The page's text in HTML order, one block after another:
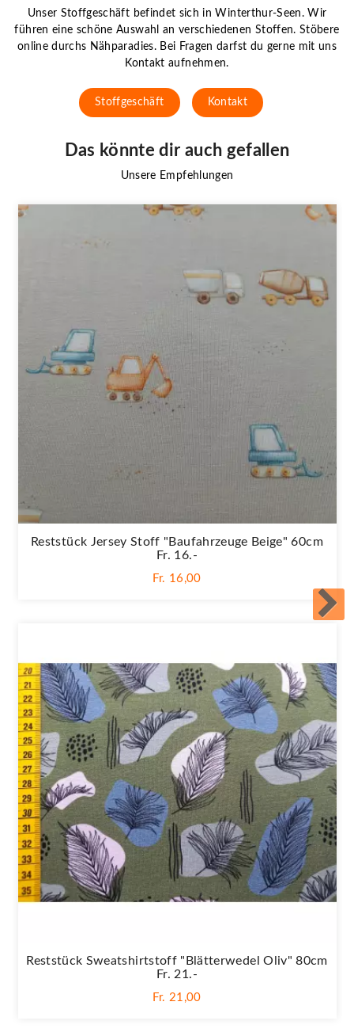
Unser Stoffgeschäft befindet sich in Winterthur-Seen. Wir
führen eine schöne Auswahl an verschiedenen Stoffen. Stöbere
online durchs Nähparadies. Bei Fragen darfst du gerne mit uns
Kontakt aufnehmen.
Stoffgeschäft Kontakt
Das könnte dir auch gefallen
Unsere Empfehlungen
Reststück Jersey Stoff "Baufahrzeuge Beige" 60cm
Fr. 16.-
Fr. 16,00
Reststück Sweatshirtstoff "Blätterwedel Oliv" 80cm
Fr. 21.-
Fr. 21,00